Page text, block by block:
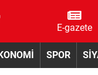
E-gazete
SPOR